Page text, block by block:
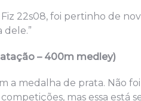
Fiz 22s08, foi pertinho de
dele.”
– 400m medley)
a medalha de prata. Não
mas essa está